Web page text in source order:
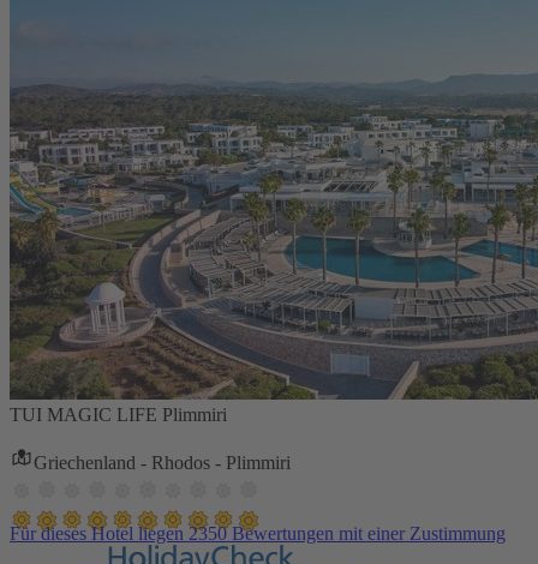
TUI MAGIC LIFE Plimmiri
Griechenland - Rhodos - Plimmiri
Für dieses Hotel liegen 2350 Bewertungen mit einer Zustimmung